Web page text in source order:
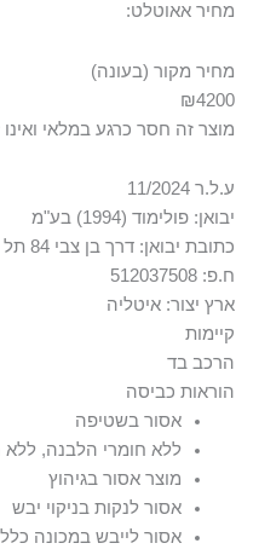
מחיר אאוטלט:
מחיר מקור (בעונה)
₪4200
מוצר זה חסר כרגע במלאי ואינו
ע.ל.ר 11/2024
יבואן: פולימוד (1994) בע"מ
כתובת יבואן: דרך בן צבי 84 תל אביב
ח.פ: 512037508
ארץ יצור: איטליה
קיימות
ברכישת מוצר זה אתם תומכים
האספקה של העור
הרכב בד
100% עור
הוראות כביסה
אסור בשטיפה
ללא חומרי הלבנה, ללא
מוצר אסור בגיהוץ
אסור לנקות בניקוי יבש
אסור לייבש במכונה כלל